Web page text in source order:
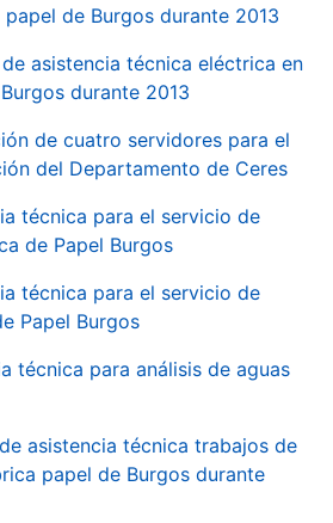
de Burgos durante 2013
asistencia técnica eléctrica en
durante 2013
de cuatro servidores para el
del Departamento de Ceres
técnica para el servicio de
de Papel Burgos
técnica para el servicio de
Papel Burgos
técnica para análisis de aguas
asistencia técnica trabajos de
papel de Burgos durante